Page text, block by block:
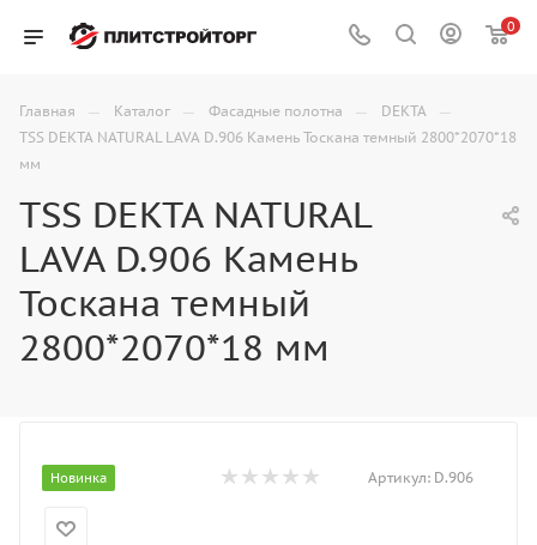
0
Главная — Каталог — Фасадные полотна — DEKTA —
TSS DEKTA NATURAL LAVA D.906 Камень Тоскана темный 2800*2070*18
мм
TSS DEKTA NATURAL
LAVA D.906 Камень
Тоскана темный
2800*2070*18 мм
Новинка Артикул: D.906